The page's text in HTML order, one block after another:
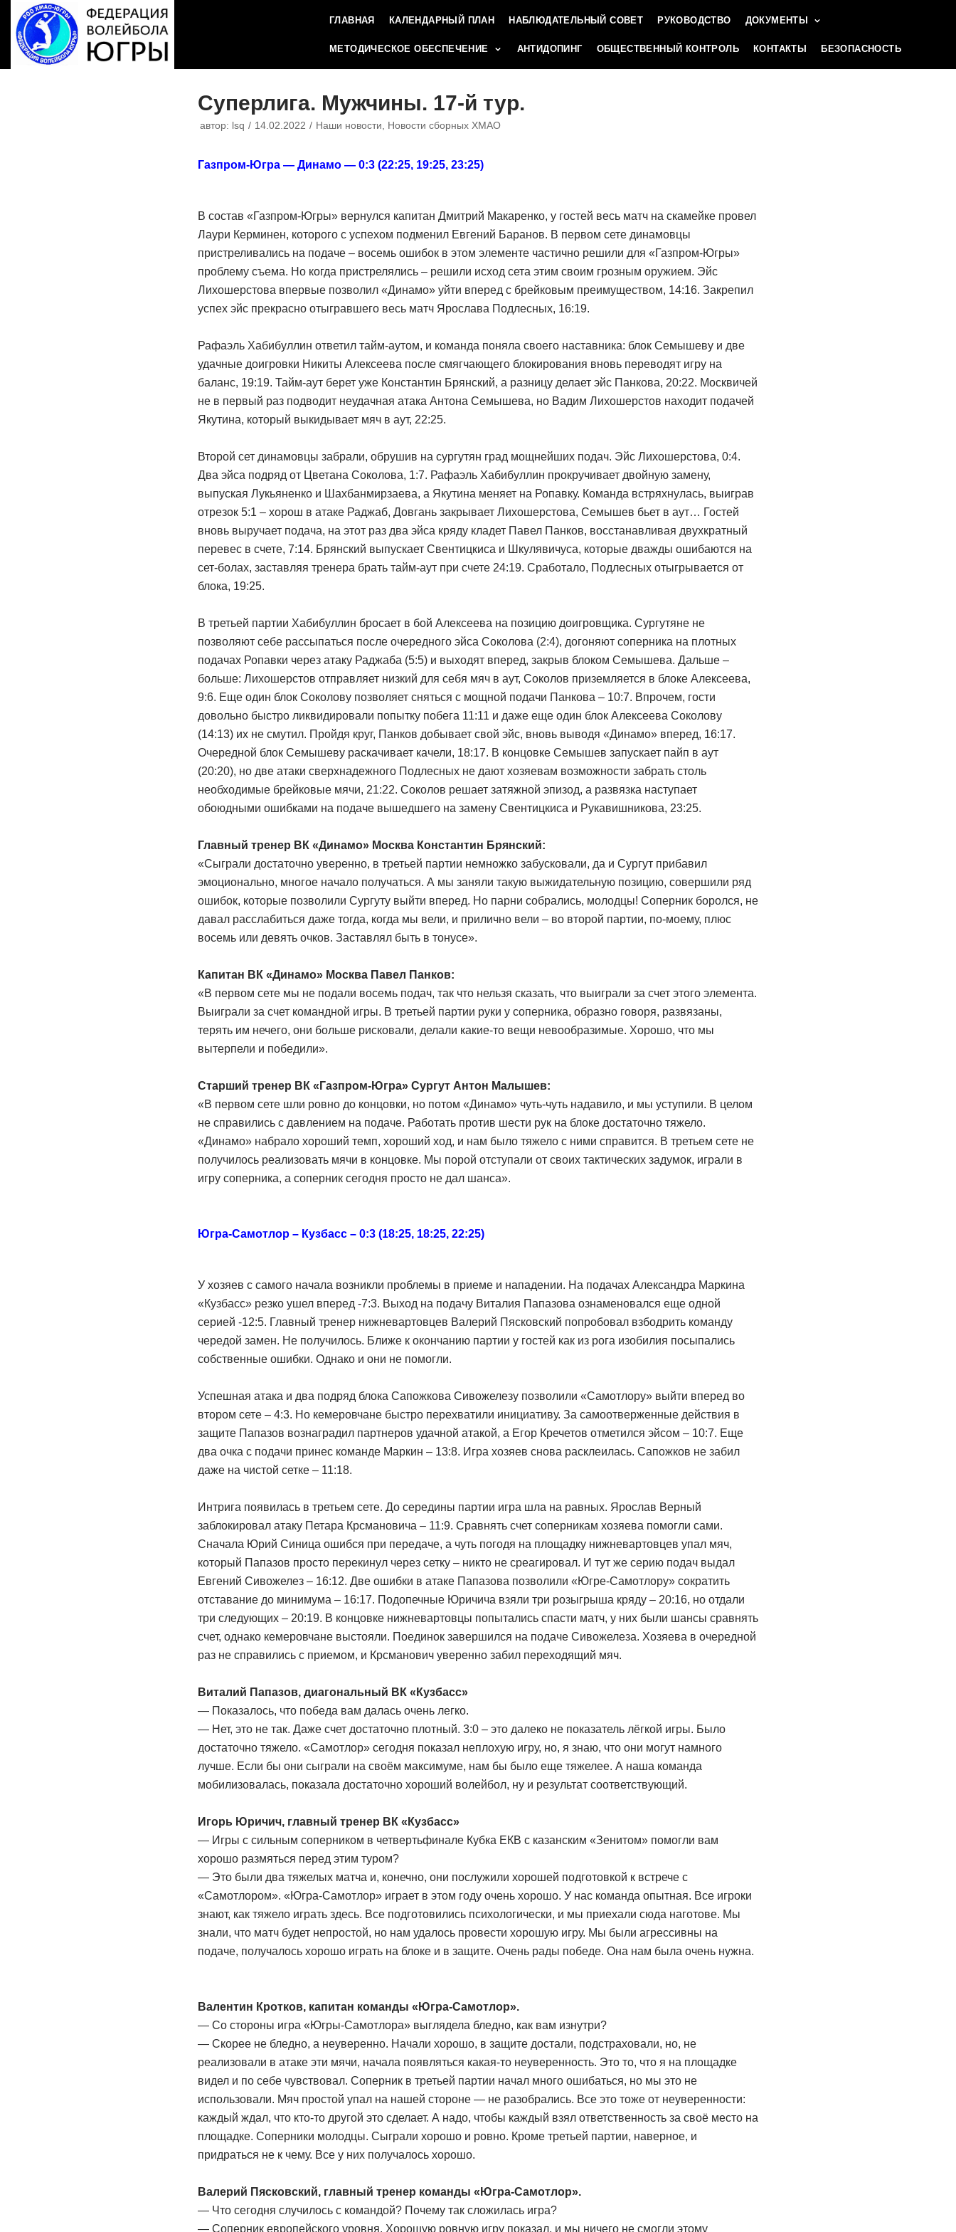
Перейти
к
содержимому
ГЛАВНАЯ КАЛЕНДАРНЫЙ ПЛАН НАБЛЮДАТЕЛЬНЫЙ СОВЕТ РУКОВОДСТВО ДОКУМЕНТЫ
МЕТОДИЧЕСКОЕ ОБЕСПЕЧЕНИЕ АНТИДОПИНГ ОБЩЕСТВЕННЫЙ КОНТРОЛЬ КОНТАКТЫ БЕЗОПАСНОСТЬ
Суперлига. Мужчины. 17-й тур.
автор: lsq 14.02.2022 Наши новости, Новости сборных ХМАО
Газпром-Югра — Динамо — 0:3 (22:25, 19:25, 23:25)
В состав «Газпром-Югры» вернулся капитан Дмитрий Макаренко, у гостей весь матч на скамейке провел
Лаури Керминен, которого с успехом подменил Евгений Баранов. В первом сете динамовцы
пристреливались на подаче – восемь ошибок в этом элементе частично решили для «Газпром-Югры»
проблему съема. Но когда пристрелялись – решили исход сета этим своим грозным оружием. Эйс
Лихошерстова впервые позволил «Динамо» уйти вперед с брейковым преимуществом, 14:16. Закрепил
успех эйс прекрасно отыгравшего весь матч Ярослава Подлесных, 16:19.
Рафаэль Хабибуллин ответил тайм-аутом, и команда поняла своего наставника: блок Семышеву и две
удачные доигровки Никиты Алексеева после смягчающего блокирования вновь переводят игру на
баланс, 19:19. Тайм-аут берет уже Константин Брянский, а разницу делает эйс Панкова, 20:22. Москвичей
не в первый раз подводит неудачная атака Антона Семышева, но Вадим Лихошерстов находит подачей
Якутина, который выкидывает мяч в аут, 22:25.
Второй сет динамовцы забрали, обрушив на сургутян град мощнейших подач. Эйс Лихошерстова, 0:4.
Два эйса подряд от Цветана Соколова, 1:7. Рафаэль Хабибуллин прокручивает двойную замену,
выпуская Лукьяненко и Шахбанмирзаева, а Якутина меняет на Ропавку. Команда встряхнулась, выиграв
отрезок 5:1 – хорош в атаке Раджаб, Довгань закрывает Лихошерстова, Семышев бьет в аут… Гостей
вновь выручает подача, на этот раз два эйса кряду кладет Павел Панков, восстанавливая двухкратный
перевес в счете, 7:14. Брянский выпускает Свентицкиса и Шкулявичуса, которые дважды ошибаются на
сет-болах, заставляя тренера брать тайм-аут при счете 24:19. Сработало, Подлесных отыгрывается от
блока, 19:25.
В третьей партии Хабибуллин бросает в бой Алексеева на позицию доигровщика. Сургутяне не
позволяют себе рассыпаться после очередного эйса Соколова (2:4), догоняют соперника на плотных
подачах Ропавки через атаку Раджаба (5:5) и выходят вперед, закрыв блоком Семышева. Дальше –
больше: Лихошерстов отправляет низкий для себя мяч в аут, Соколов приземляется в блоке Алексеева,
9:6. Еще один блок Соколову позволяет сняться с мощной подачи Панкова – 10:7. Впрочем, гости
довольно быстро ликвидировали попытку побега 11:11 и даже еще один блок Алексеева Соколову
(14:13) их не смутил. Пройдя круг, Панков добывает свой эйс, вновь выводя «Динамо» вперед, 16:17.
Очередной блок Семышеву раскачивает качели, 18:17. В концовке Семышев запускает пайп в аут
(20:20), но две атаки сверхнадежного Подлесных не дают хозяевам возможности забрать столь
необходимые брейковые мячи, 21:22. Соколов решает затяжной эпизод, а развязка наступает
обоюдными ошибками на подаче вышедшего на замену Свентицкиса и Рукавишникова, 23:25.
Главный тренер ВК «Динамо» Москва Константин Брянский:
«Сыграли достаточно уверенно, в третьей партии немножко забусковали, да и Сургут прибавил
эмоционально, многое начало получаться. А мы заняли такую выжидательную позицию, совершили ряд
ошибок, которые позволили Сургуту выйти вперед. Но парни собрались, молодцы! Соперник боролся, не
давал расслабиться даже тогда, когда мы вели, и прилично вели – во второй партии, по-моему, плюс
восемь или девять очков. Заставлял быть в тонусе».
Капитан ВК «Динамо» Москва Павел Панков:
«В первом сете мы не подали восемь подач, так что нельзя сказать, что выиграли за счет этого элемента.
Выиграли за счет командной игры. В третьей партии руки у соперника, образно говоря, развязаны,
терять им нечего, они больше рисковали, делали какие-то вещи невообразимые. Хорошо, что мы
вытерпели и победили».
Старший тренер ВК «Газпром-Югра» Сургут Антон Малышев:
«В первом сете шли ровно до концовки, но потом «Динамо» чуть-чуть надавило, и мы уступили. В целом
не справились с давлением на подаче. Работать против шести рук на блоке достаточно тяжело.
«Динамо» набрало хороший темп, хороший ход, и нам было тяжело с ними справится. В третьем сете не
получилось реализовать мячи в концовке. Мы порой отступали от своих тактических задумок, играли в
игру соперника, а соперник сегодня просто не дал шанса».
Югра-Самотлор – Кузбасс – 0:3 (18:25, 18:25, 22:25)
У хозяев с самого начала возникли проблемы в приеме и нападении. На подачах Александра Маркина
«Кузбасс» резко ушел вперед -7:3. Выход на подачу Виталия Папазова ознаменовался еще одной
серией -12:5. Главный тренер нижневартовцев Валерий Пясковский попробовал взбодрить команду
чередой замен. Не получилось. Ближе к окончанию партии у гостей как из рога изобилия посыпались
собственные ошибки. Однако и они не помогли.
Успешная атака и два подряд блока Сапожкова Сивожелезу позволили «Самотлору» выйти вперед во
втором сете – 4:3. Но кемеровчане быстро перехватили инициативу. За самоотверженные действия в
защите Папазов вознаградил партнеров удачной атакой, а Егор Кречетов отметился эйсом – 10:7. Еще
два очка с подачи принес команде Маркин – 13:8. Игра хозяев снова расклеилась. Сапожков не забил
даже на чистой сетке – 11:18.
Интрига появилась в третьем сете. До середины партии игра шла на равных. Ярослав Верный
заблокировал атаку Петара Крсмановича – 11:9. Сравнять счет соперникам хозяева помогли сами.
Сначала Юрий Синица ошибся при передаче, а чуть погодя на площадку нижневартовцев упал мяч,
который Папазов просто перекинул через сетку – никто не среагировал. И тут же серию подач выдал
Евгений Сивожелез – 16:12. Две ошибки в атаке Папазова позволили «Югре-Самотлору» сократить
отставание до минимума – 16:17. Подопечные Юричича взяли три розыгрыша кряду – 20:16, но отдали
три следующих – 20:19. В концовке нижневартовцы попытались спасти матч, у них были шансы сравнять
счет, однако кемеровчане выстояли. Поединок завершился на подаче Сивожелеза. Хозяева в очередной
раз не справились с приемом, и Крсманович уверенно забил переходящий мяч.
Виталий Папазов, диагональный ВК «Кузбасс»
— Показалось, что победа вам далась очень легко.
— Нет, это не так. Даже счет достаточно плотный. 3:0 – это далеко не показатель лёгкой игры. Было
достаточно тяжело. «Самотлор» сегодня показал неплохую игру, но, я знаю, что они могут намного
лучше. Если бы они сыграли на своём максимуме, нам бы было еще тяжелее. А наша команда
мобилизовалась, показала достаточно хороший волейбол, ну и результат соответствующий.
Игорь Юричич, главный тренер ВК «Кузбасс»
— Игры с сильным соперником в четвертьфинале Кубка ЕКВ с казанским «Зенитом» помогли вам
хорошо размяться перед этим туром?
— Это были два тяжелых матча и, конечно, они послужили хорошей подготовкой к встрече с
«Самотлором». «Югра-Самотлор» играет в этом году очень хорошо. У нас команда опытная. Все игроки
знают, как тяжело играть здесь. Все подготовились психологически, и мы приехали сюда наготове. Мы
знали, что матч будет непростой, но нам удалось провести хорошую игру. Мы были агрессивны на
подаче, получалось хорошо играть на блоке и в защите. Очень рады победе. Она нам была очень нужна.
Валентин Кротков, капитан команды «Югра-Самотлор».
— Со стороны игра «Югры-Самотлора» выглядела бледно, как вам изнутри?
— Скорее не бледно, а неуверенно. Начали хорошо, в защите достали, подстраховали, но, не
реализовали в атаке эти мячи, начала появляться какая-то неуверенность. Это то, что я на площадке
видел и по себе чувствовал. Соперник в третьей партии начал много ошибаться, но мы это не
использовали. Мяч простой упал на нашей стороне — не разобрались. Все это тоже от неуверенности:
каждый ждал, что кто-то другой это сделает. А надо, чтобы каждый взял ответственность за своё место на
площадке. Соперники молодцы. Сыграли хорошо и ровно. Кроме третьей партии, наверное, и
придраться не к чему. Все у них получалось хорошо.
Валерий Пясковский, главный тренер команды «Югра-Самотлор».
— Что сегодня случилось с командой? Почему так сложилась игра?
— Соперник европейского уровня. Хорошую ровную игру показал, и мы ничего не смогли этому